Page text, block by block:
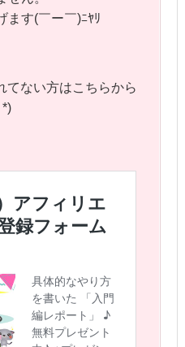
ます(￣ー￣)ﾆﾔﾘ
てない方はこちらから
*)